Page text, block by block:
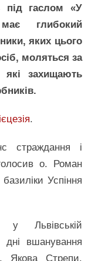
під гаслом «У
глибокий
яких цього
моляться за
які захищають
.
страждання і
о. Роман
Успіння
у Львівській
дні вшанування
Якова Стрепи.